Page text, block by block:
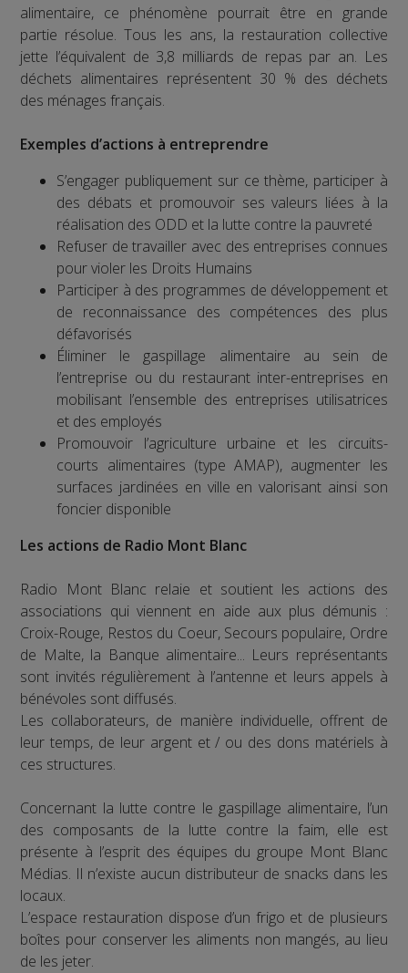
alimentaire, ce phénomène pourrait être en grande
partie résolue. Tous les ans, la restauration collective
jette l’équivalent de 3,8 milliards de repas par an. Les
déchets alimentaires représentent 30 % des déchets
des ménages français.
Exemples d’actions à entreprendre
S’engager publiquement sur ce thème, participer à
des débats et promouvoir ses valeurs liées à la
réalisation des ODD et la lutte contre la pauvreté
Refuser de travailler avec des entreprises connues
pour violer les Droits Humains
Participer à des programmes de développement et
de reconnaissance des compétences des plus
défavorisés
Éliminer le gaspillage alimentaire au sein de
l’entreprise ou du restaurant inter-entreprises en
mobilisant l’ensemble des entreprises utilisatrices
et des employés
Promouvoir l’agriculture urbaine et les circuits-
courts alimentaires (type AMAP), augmenter les
surfaces jardinées en ville en valorisant ainsi son
foncier disponible
Les actions de Radio Mont Blanc
Radio Mont Blanc relaie et soutient les actions des
associations qui viennent en aide aux plus démunis :
Croix-Rouge, Restos du Coeur, Secours populaire, Ordre
de Malte, la Banque alimentaire... Leurs représentants
sont invités régulièrement à l’antenne et leurs appels à
bénévoles sont diffusés.
Les collaborateurs, de manière individuelle, offrent de
leur temps, de leur argent et / ou des dons matériels à
ces structures.
Concernant la lutte contre le gaspillage alimentaire, l’un
des composants de la lutte contre la faim, elle est
présente à l’esprit des équipes du groupe Mont Blanc
Médias. Il n’existe aucun distributeur de snacks dans les
locaux.
L’espace restauration dispose d’un frigo et de plusieurs
boîtes pour conserver les aliments non mangés, au lieu
de les jeter.